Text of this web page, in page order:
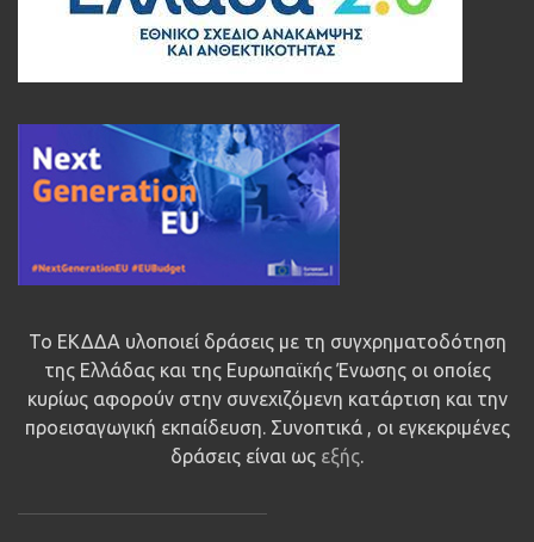
Το ΕΚΔΔΑ υλοποιεί δράσεις με τη συγχρηματοδότηση
της Ελλάδας και της Ευρωπαϊκής Ένωσης οι οποίες
κυρίως αφορούν στην συνεχιζόμενη κατάρτιση και την
προεισαγωγική εκπαίδευση. Συνοπτικά , οι εγκεκριμένες
δράσεις είναι ως εξής.